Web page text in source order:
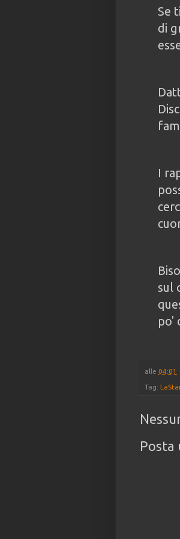
Se
di
I
sul
po'
alle 04:01
Tag:
Posta